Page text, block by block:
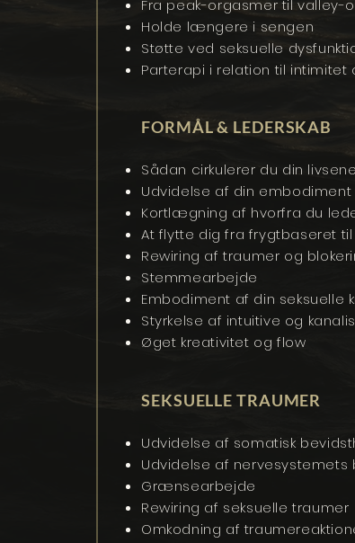
Fra peak-orgasmer til valley-
Holde længere i sengen
Støtte ved seksuelle
Parterapi i relation til intimitet
FORMÅL & LEDERSKAB
Sådan cirkulerer du din
Udvidelse af din
Kortlægning af hvorfra du
At flytte dig fra frygtbaseret
Rewiring af traumer og
Stemmearbejde
Embodiment af din seksuelle
Styrkelse af intuitive og
Øget kreativitet og flow
SEKSUELLE TRAUMER
Udvidelse af somatisk
Udvidelse af nervesystemets
Grænsearbejde
Rewiring af seksuelle traumer
Omkodning af